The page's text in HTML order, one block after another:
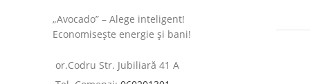
„Avocado” – Alege inteligent!
Economisește energie și bani!
or.Codru Str. Jubiliară 41 A